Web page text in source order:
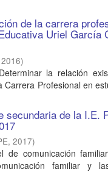
de la carrera
Uriel García
2016)
la relación
Carrera Profesional en
secundaria de la I.E.
,2017)
de comunicación
familiar y